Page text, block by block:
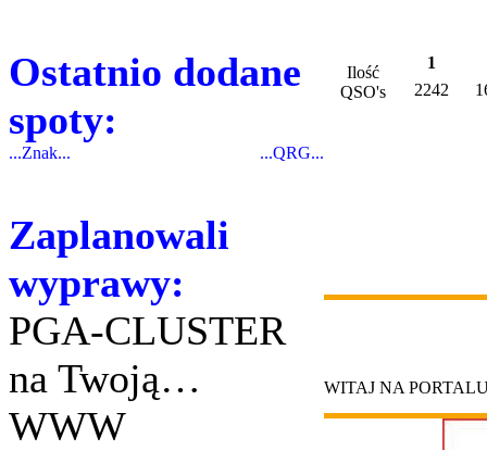
Ostatnio dodane
spoty:
...Znak... ...QRG...
Zaplanowali
wyprawy:
PGA-CLUSTER
na Twoją…
WWW
Ilość
QSO's
1
2242
WITAJ NA